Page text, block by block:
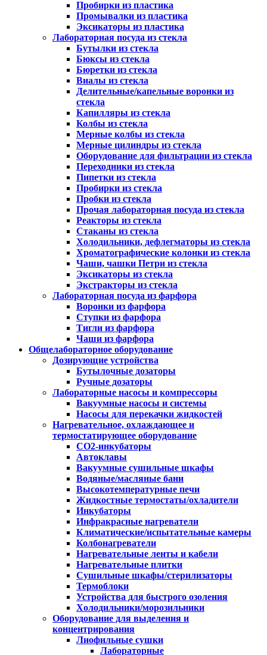
Пробирки из пластика
Промывалки из пластика
Эксикаторы из пластика
Лабораторная посуда из стекла
Бутылки из стекла
Бюксы из стекла
Бюретки из стекла
Виалы из стекла
Делительные/капельные воронки из
стекла
Капилляры из стекла
Колбы из стекла
Мерные колбы из стекла
Мерные цилиндры из стекла
Оборудование для фильтрации из стекла
Переходники из стекла
Пипетки из стекла
Пробирки из стекла
Пробки из стекла
Прочая лабораторная посуда из стекла
Реакторы из стекла
Стаканы из стекла
Холодильники, дефлегматоры из стекла
Хроматографические колонки из стекла
Чаши, чашки Петри из стекла
Эксикаторы из стекла
Экстракторы из стекла
Лабораторная посуда из фарфора
Воронки из фарфора
Ступки из фарфора
Тигли из фарфора
Чаши из фарфора
Общелабораторное оборудование
Дозирующие устройства
Бутылочные дозаторы
Ручные дозаторы
Лабораторные насосы и компрессоры
Вакуумные насосы и системы
Насосы для перекачки жидкостей
Нагревательное, охлаждающее и
термостатирующее оборудование
CO2-инкубаторы
Автоклавы
Вакуумные сушильные шкафы
Водяные/масляные бани
Высокотемпературные печи
Жидкостные термостаты/охладители
Инкубаторы
Инфракрасные нагреватели
Климатические/испытательные камеры
Колбонагреватели
Нагревательные ленты и кабели
Нагревательные плитки
Сушильные шкафы/стерилизаторы
Термоблоки
Устройства для быстрого озоления
Холодильники/морозильники
Оборудование для выделения и
концентрирования
Лиофильные сушки
Лабораторные